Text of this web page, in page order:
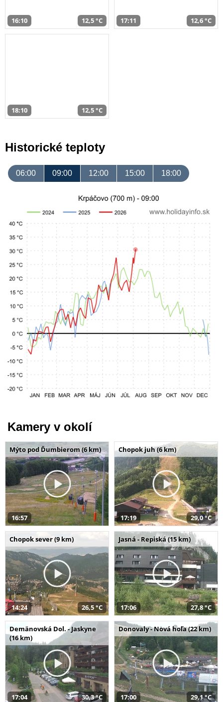
16:10 12,5 °C 17:11 12,6 °C
18:10 12,5 °C
Historické teploty
06:00 09:00 12:00 15:00 18:00
Kamery v okolí
Mýto pod Ďumbierom (6 km)
16:57
Chopok juh (6 km)
17:19 29,0 °C
Chopok sever (9 km)
14:24 26,5 °C
Jasná - Repiská (15 km)
17:06 27,8 °C
Demänovská Dol. - Jaskyne
(16 km)
17:04 30,3 °C
Donovaly - Nová hoľa (22 km)
17:00 29,1 °C